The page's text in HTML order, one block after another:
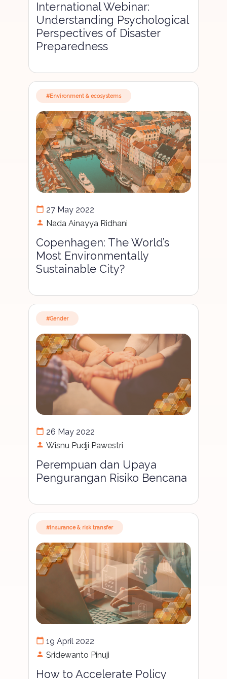
International Webinar:
Understanding Psychological
Perspectives of Disaster
Preparedness
#Environment & ecosystems
calendar_today 27 May 2022
person Nada Ainayya Ridhani
Copenhagen: The World’s
Most Environmentally
Sustainable City?
#Gender
calendar_today 26 May 2022
person Wisnu Pudji Pawestri
Perempuan dan Upaya
Pengurangan Risiko Bencana
#Insurance & risk transfer
calendar_today 19 April 2022
person Sridewanto Pinuji
How to Accelerate Policy